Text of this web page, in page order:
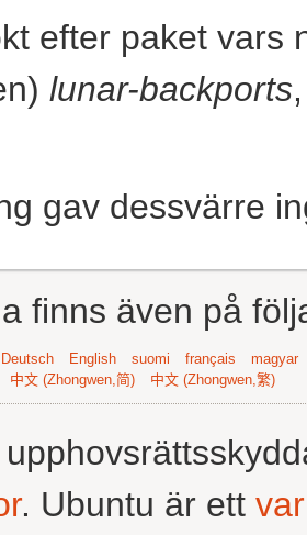
efter paket vars
lunar-backports
gav dessvärre
finns även på
Deutsch English suomi français
magyar
中文 (Zhongwen,简) 中文 (Zhongwen,繁)
. Ubuntu är ett